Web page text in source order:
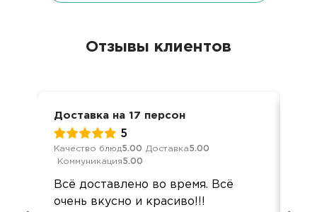
Отзывы клиентов
Доставка на 17 персон
5
Качество блюд5.00 Доставка5.00
Коммуникация5.00
Всё доставлено во время. Всё
очень вкусно и красиво!!!